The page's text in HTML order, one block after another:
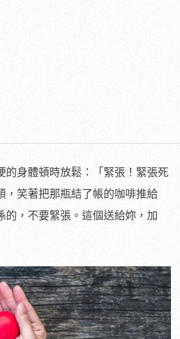
的身體頓時放鬆：「緊張！緊張死
，笑著把那瓶結了帳的咖啡推給
的，不要緊張。這個送給妳，加